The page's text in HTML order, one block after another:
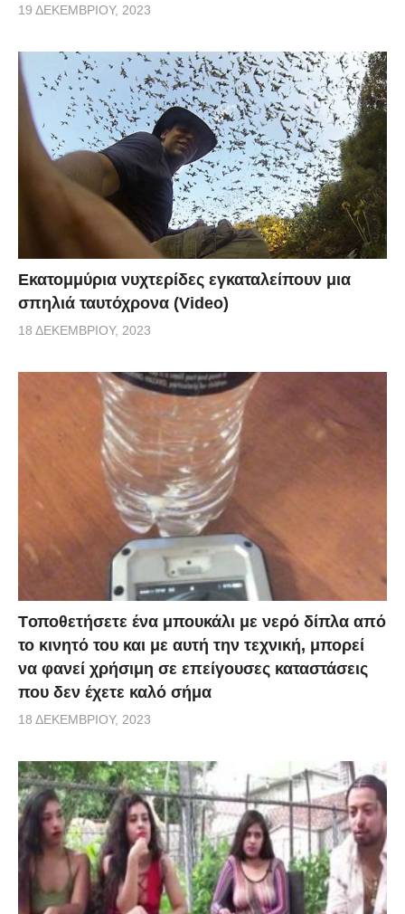
19 ΔΕΚΕΜΒΡΊΟΥ, 2023
Εκατομμύρια νυχτερίδες εγκαταλείπουν μια
σπηλιά ταυτόχρονα (Video)
18 ΔΕΚΕΜΒΡΊΟΥ, 2023
Tοποθετήσετε ένα μπουκάλι με νερό δίπλα από
το κινητό του και με αυτή την τεχνική, μπορεί
να φανεί χρήσιμη σε επείγουσες καταστάσεις
που δεν έχετε καλό σήμα
18 ΔΕΚΕΜΒΡΊΟΥ, 2023